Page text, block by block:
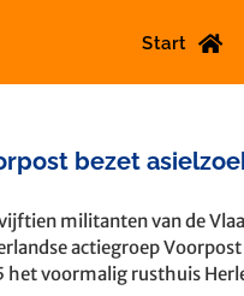
Start
bezet
militanten van de
actiegroep
het voormalig rusthuis